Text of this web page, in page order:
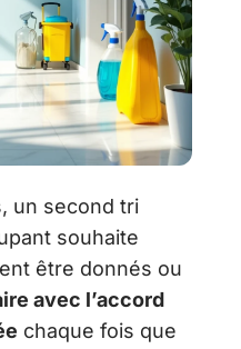
un second tri
souhaite
être donnés ou
avec l’accord
chaque fois que